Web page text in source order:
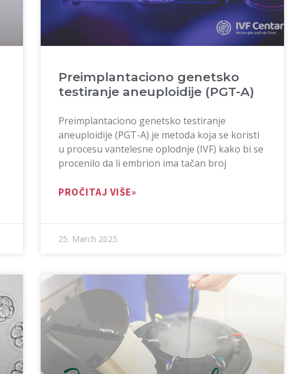
Preimplantaciono genetsko
testiranje aneuploidije (PGT-A)
Preimplantaciono genetsko testiranje
aneuploidije (PGT-A) je metoda koja se koristi
u procesu vantelesne oplodnje (IVF) kako bi se
procenilo da li embrion ima tačan broj
PROČITAJ VIŠE»
25. March 2025.